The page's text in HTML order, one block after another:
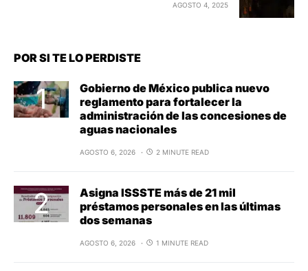
AGOSTO 4, 2025
POR SI TE LO PERDISTE
Gobierno de México publica nuevo
reglamento para fortalecer la
administración de las concesiones de
aguas nacionales
AGOSTO 6, 2026 2 MINUTE READ
Asigna ISSSTE más de 21 mil
préstamos personales en las últimas
dos semanas
AGOSTO 6, 2026 1 MINUTE READ